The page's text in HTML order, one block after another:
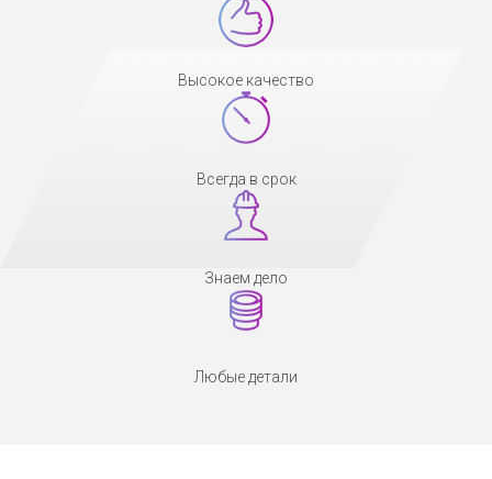
Высокое качество
Всегда в срок
Знаем дело
Любые детали